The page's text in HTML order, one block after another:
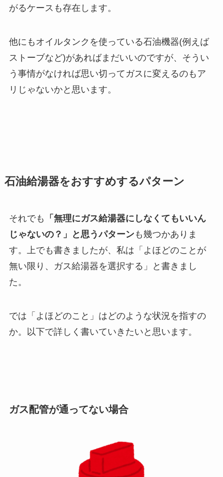
がるケースも存在します。
他にもオイルタンクを使っている石油機器(例えば
ストーブなど)があればまだいいのですが、そうい
う事情がなければ思い切ってガスに変えるのもア
リじゃないかと思います。
石油給湯器をおすすめするパターン
それでも
「無理にガス給湯器にしなくてもいいん
じゃないの？」と思うパターンも幾つかありま
す。上でも書きましたが、私は「よほどのことが
無い限り、ガス給湯器を選択する」と書きまし
た。
では「よほどのこと」はどのような状況を指すの
か。以下で詳しく書いていきたいと思います。
ガス配管が通ってない場合